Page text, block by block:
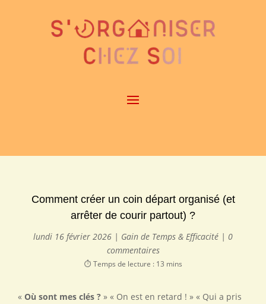
Comment créer un coin départ organisé (et
arrêter de courir partout) ?
lundi 16 février 2026 | Gain de Temps & Efficacité | 0
commentaires
⏱️ Temps de lecture : 13 mins
« Où sont mes clés ? » « On est en retard ! » « Qui a pris